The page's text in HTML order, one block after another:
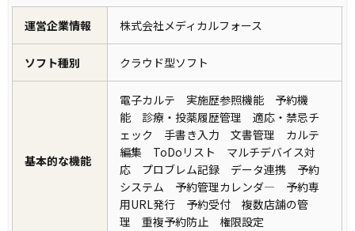
運営企業情報 株式会社メディカルフォース
ソフト種別 クラウド型ソフト
基本的な機能
電子カルテ 実施歴参照機能 予約機
能 診療・投薬履歴管理 適応・禁忌チ
ェック 手書き入力 文書管理 カルテ
編集 ToDoリスト マルチデバイス対
応 プロブレム記録 データ連携 予約
システム 予約管理カレンダ― 予約専
用URL発行 予約受付 複数店舗の管
理 重複予約防止 権限設定